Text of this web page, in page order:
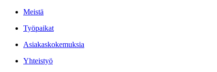
Meistä
Työpaikat
Asiakaskokemuksia
Yhteistyö